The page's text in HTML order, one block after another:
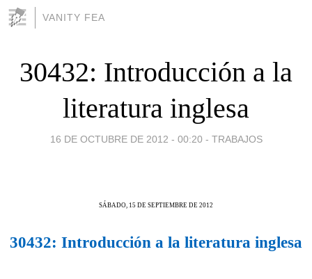
VANITY FEA
30432: Introducción a la
literatura inglesa
16 DE OCTUBRE DE 2012 - 00:20 - TRABAJOS
SÁBADO, 15 DE SEPTIEMBRE DE 2012
30432: Introducción a la literatura inglesa